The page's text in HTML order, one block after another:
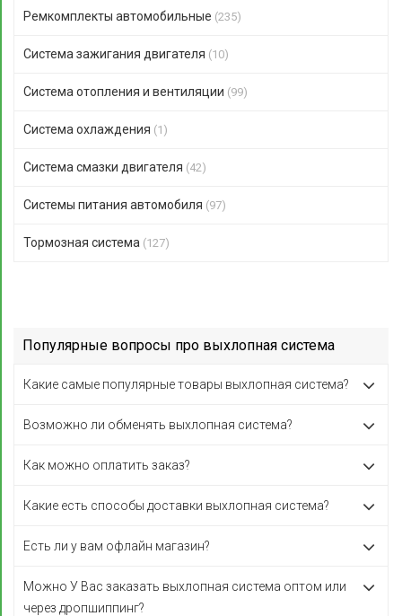
Ремкомплекты автомобильные (235)
Система зажигания двигателя (10)
Система отопления и вентиляции (99)
Система охлаждения (1)
Система смазки двигателя (42)
Системы питания автомобиля (97)
Тормозная система (127)
Популярные вопросы про выхлопная система
Какие самые популярные товары выхлопная система?
Возможно ли обменять выхлопная система?
Как можно оплатить заказ?
Какие есть способы доставки выхлопная система?
Есть ли у вам офлайн магазин?
Можно У Вас заказать выхлопная система оптом или
через дропшиппинг?